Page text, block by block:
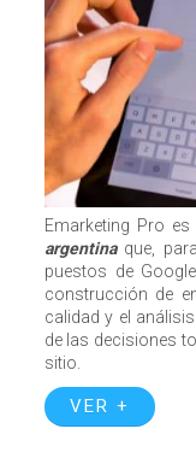
Emarketing Pro es
argentinaque,
puestos de
construcción de
calidad y el
de las decisiones
sitio.
VER +